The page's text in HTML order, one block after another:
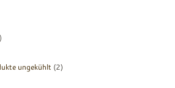
ungekühlt (2)